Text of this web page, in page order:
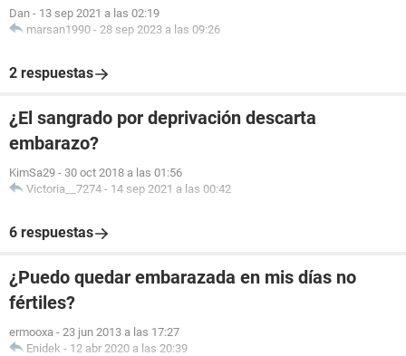
Dan - 13 sep 2021 a las 02:19
marsan1990 - 28 sep 2023 a las 09:26
2 respuestas
¿El sangrado por deprivación descarta
embarazo?
KimSa29 - 30 oct 2018 a las 01:56
Victoria__7274 - 14 sep 2021 a las 00:42
6 respuestas
¿Puedo quedar embarazada en mis días no
fértiles?
ermooxa - 23 jun 2013 a las 17:27
Enidek - 12 abr 2020 a las 20:39